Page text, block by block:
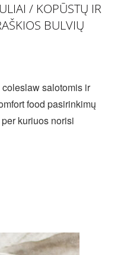
/ KOPŪSTŲ IR
BULVIŲ
salotomis ir
food pasirinkimų
kuriuos norisi